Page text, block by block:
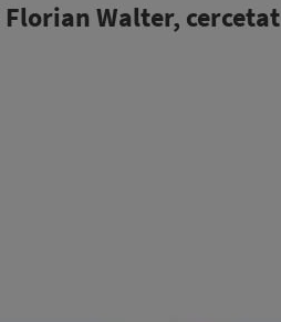
Walter, cercetat